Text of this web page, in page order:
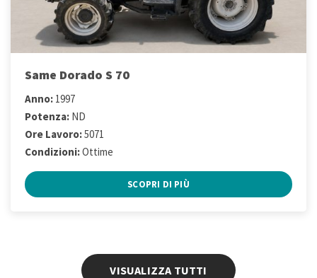
Same Dorado S 70
Anno: 1997
Potenza: ND
Ore Lavoro:5071
Condizioni:Ottime
SCOPRI DI PIÙ
VISUALIZZA TUTTI